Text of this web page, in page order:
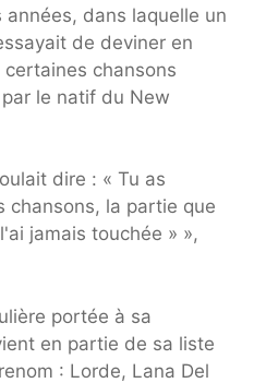
dans laquelle un
de deviner en
chansons
le natif du New
dire : « Tu as
chansons, la partie que
jamais touchée » »,
portée à sa
en partie de sa liste
: Lorde, Lana Del